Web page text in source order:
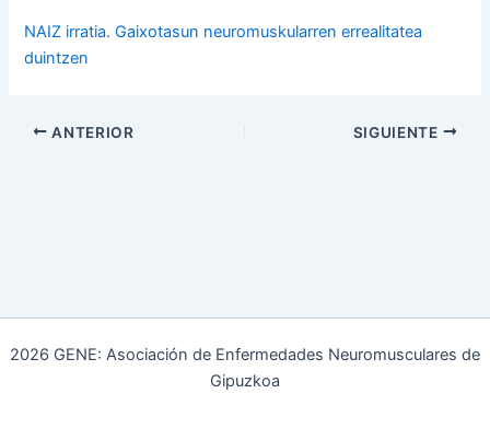
NAIZ irratia. Gaixotasun neuromuskularren errealitatea
duintzen
ANTERIOR SIGUIENTE
2026 GENE: Asociación de Enfermedades Neuromusculares de
Gipuzkoa